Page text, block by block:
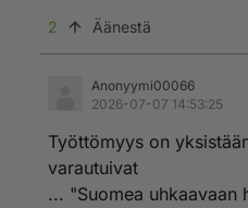
● Alankomaat 40 900
● Ranska 27 700
● Slovenia 26 900
● Euroalue 24 600
● Irlanti 23 900
● Espanja 23 700
● Saksa 17 600
2 Äänestä
Anonyymi00066
2026-07-07 14:53:25
Työttömyys on
varautuivat
... "Suomea uhkaavaan